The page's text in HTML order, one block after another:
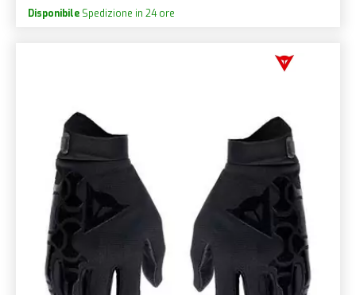
Disponibile Spedizione in 24 ore